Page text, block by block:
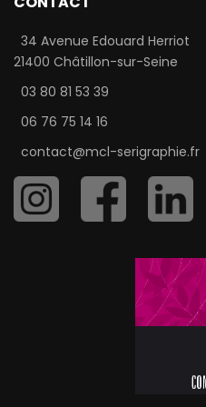
34 Avenue Edouard Herriot
21400 Châtillon-sur-Seine
03 80 81 53 39
06 76 75 14 16
contact@mcl-serigraphie.fr